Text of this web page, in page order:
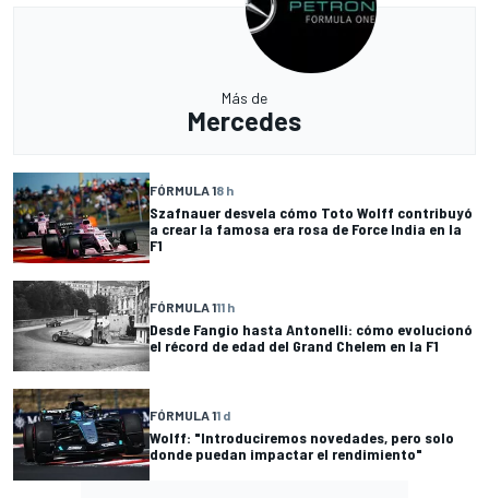
Más de
Mercedes
FÓRMULA 18 h
Szafnauer desvela cómo Toto Wolff contribuyó
a crear la famosa era rosa de Force India en la
F1
FÓRMULA 111 h
Desde Fangio hasta Antonelli: cómo evolucionó
el récord de edad del Grand Chelem en la F1
FÓRMULA 11 d
Wolff: "Introduciremos novedades, pero solo
donde puedan impactar el rendimiento"